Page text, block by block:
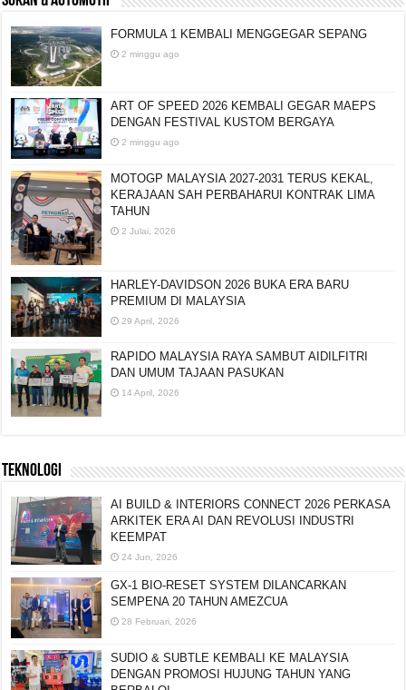
FORMULA 1 KEMBALI MENGGEGAR SEPANG
2 minggu ago
ART OF SPEED 2026 KEMBALI GEGAR MAEPS
DENGAN FESTIVAL KUSTOM BERGAYA
2 minggu ago
MOTOGP MALAYSIA 2027-2031 TERUS KEKAL,
KERAJAAN SAH PERBAHARUI KONTRAK LIMA
TAHUN
2 Julai, 2026
HARLEY-DAVIDSON 2026 BUKA ERA BARU
PREMIUM DI MALAYSIA
29 April, 2026
RAPIDO MALAYSIA RAYA SAMBUT AIDILFITRI
DAN UMUM TAJAAN PASUKAN
14 April, 2026
TEKNOLOGI
AI BUILD & INTERIORS CONNECT 2026 PERKASA
ARKITEK ERA AI DAN REVOLUSI INDUSTRI
KEEMPAT
24 Jun, 2026
GX-1 BIO-RESET SYSTEM DILANCARKAN
SEMPENA 20 TAHUN AMEZCUA
28 Februari, 2026
SUDIO & SUBTLE KEMBALI KE MALAYSIA
DENGAN PROMOSI HUJUNG TAHUN YANG